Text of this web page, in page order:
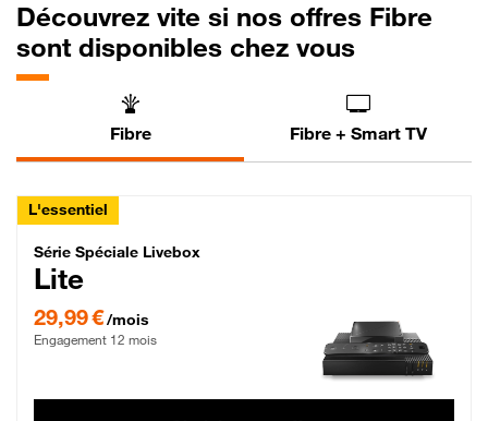
Découvrez vite si nos offres Fibre
sont disponibles chez vous
Fibre Fibre + Smart TV
L'essentiel
Série Spéciale Livebox Lite Fibre
Série Spéciale Livebox
Lite
29,99 €/mois
Engagement 12 mois